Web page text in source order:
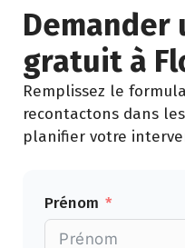
Demander
gratuit à
Remplissez le
recontactons dans
planifier votre
Prénom